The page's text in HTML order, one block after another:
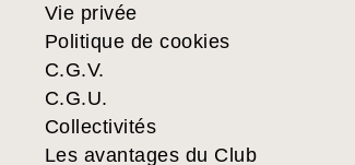
Vie privée
Politique de cookies
C.G.V.
C.G.U.
Collectivités
Les avantages du Club